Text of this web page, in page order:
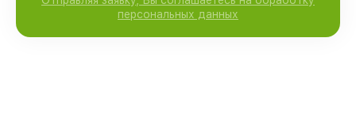
персональных данных